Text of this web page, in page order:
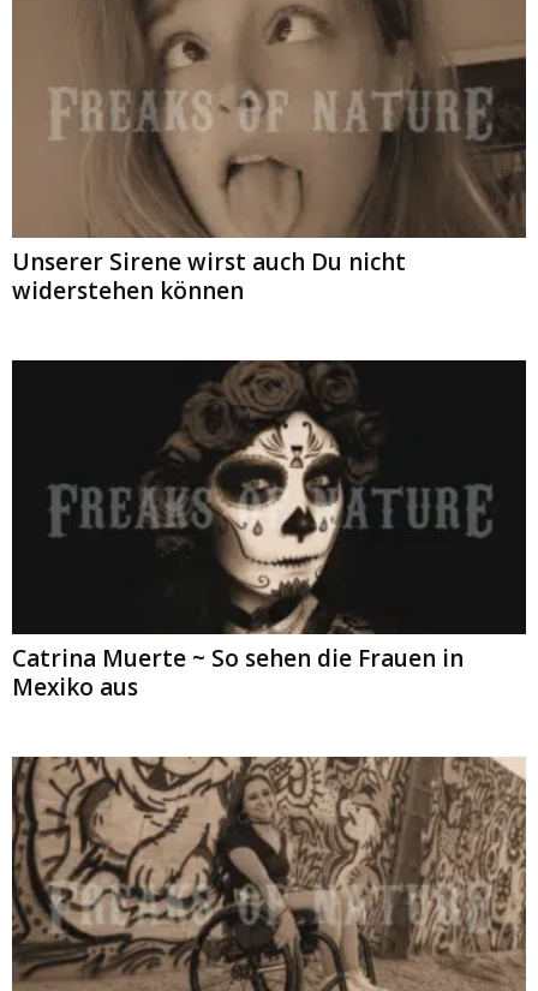
Unserer Sirene wirst auch Du nicht
widerstehen können
Catrina Muerte ~ So sehen die Frauen in
Mexiko aus